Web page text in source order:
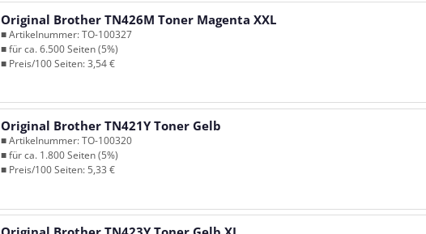
Original Brother TN426M Toner Magenta XXL
■ Artikelnummer: TO-100327
■ für ca. 6.500 Seiten (5%)
■ Preis/100 Seiten: 3,54 €
Original Brother TN421Y Toner Gelb
■ Artikelnummer: TO-100320
■ für ca. 1.800 Seiten (5%)
■ Preis/100 Seiten: 5,33 €